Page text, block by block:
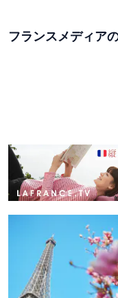
フランスメディア